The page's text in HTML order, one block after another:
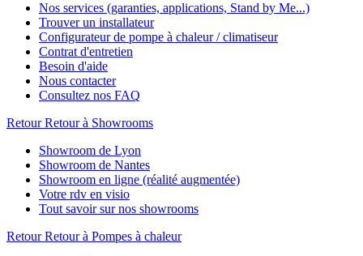
Nos services (garanties, applications, Stand by Me...)
Trouver un installateur
Configurateur de pompe à chaleur / climatiseur
Contrat d'entretien
Besoin d'aide
Nous contacter
Consultez nos FAQ
Retour Retour à Showrooms
Showroom de Lyon
Showroom de Nantes
Showroom en ligne (réalité augmentée)
Votre rdv en visio
Tout savoir sur nos showrooms
Retour Retour à Pompes à chaleur